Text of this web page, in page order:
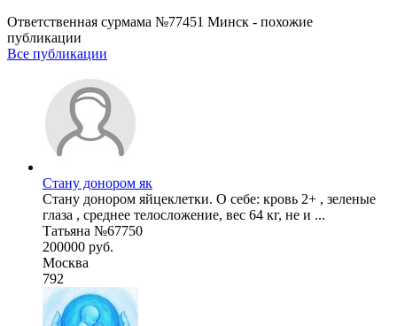
Ответственная сурмама №77451 Минск - похожие
публикации
Все публикации
Стану донором як
Стану донором яйцеклетки. О себе: кровь 2+ , зеленые
глаза , среднее телосложение, вес 64 кг, не и ...
Татьяна №67750
200000 руб.
Москва
792